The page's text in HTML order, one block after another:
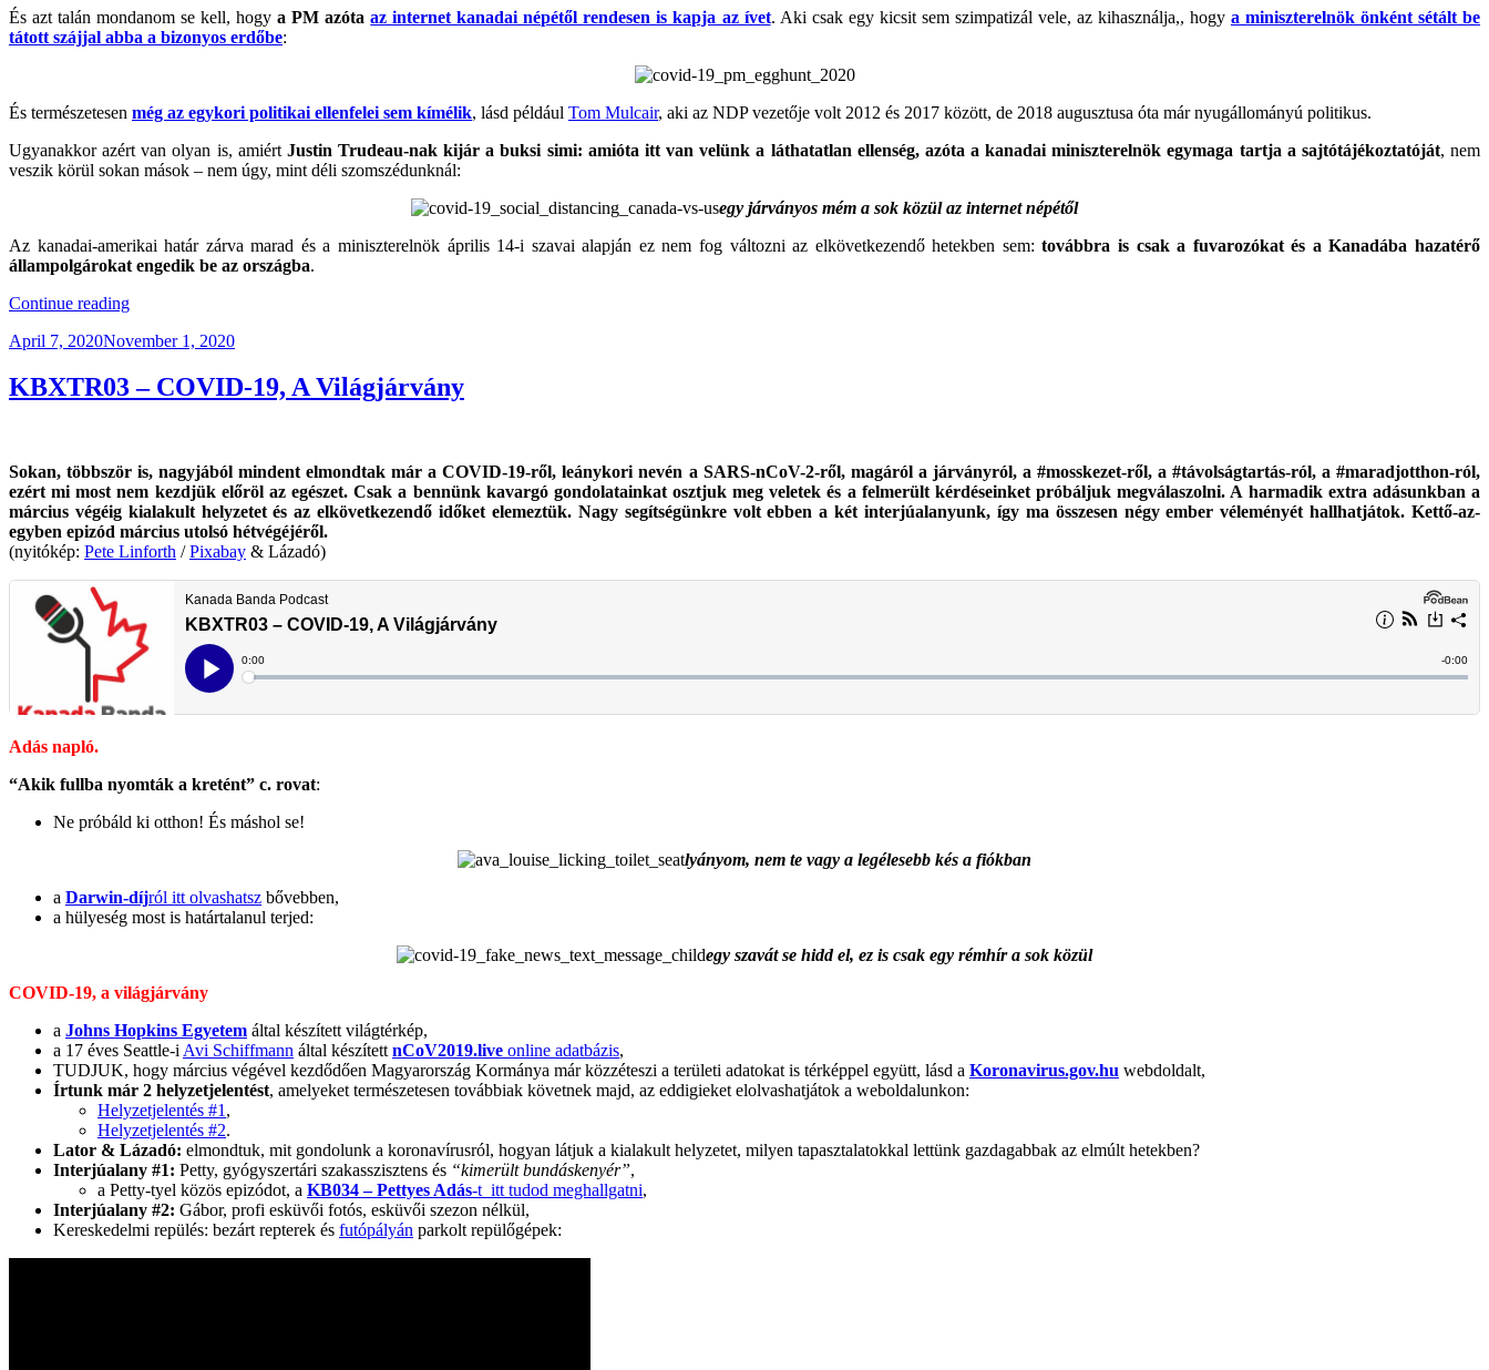
És azt talán mondanom se kell, hogya PM azótaaz internet kanadai népétől rendesen is kapja az ívet. Aki csak egy kicsit sem szimpatizál vele, az kihasználja,, hogy a miniszterelnök önként sétált be
tátott szájjal abba a bizonyos erdőbe:
És természetesen még az egykori politikai ellenfelei sem kímélik, lásd például Tom Mulcair, aki az NDP vezetője volt 2012 és 2017 között, de 2018 augusztusa óta már nyugállományú politikus.
Ugyanakkor azért van olyan is, amiért Justin Trudeau-nak kijár a buksi simi: amióta itt van velünk a láthatatlan ellenség, azóta a kanadai miniszterelnök egymaga tartja a sajtótájékoztatóját, nem
veszik körül sokan mások – nem úgy, mint déli szomszédunknál:
egy járványos mém a sok közül az internet népétől
Az kanadai-amerikai határ zárva marad és a miniszterelnök április 14-i szavai alapján ez nem fog változni az elkövetkezendő hetekben sem:továbbra is csak a fuvarozókat és a Kanadába hazatérő
állampolgárokat engedik be az országba.
Continue reading“CoViD-
Helyzetjelentés
Posted
April 7, 2020November 1, 2020
KBXTR03 – COVID-19, A Világjárvány
Sokan, többször is, nagyjából mindent elmondtak már a COVID-19-ről, leánykori nevén a SARS-nCoV-2-ről, magáról a járványról, a #mosskezet-ről, a #távolságtartás-ról, a #maradjotthon-ról,
ezért mi most nem kezdjük előröl az egészet. Csak a bennünk kavargó gondolatainkat osztjuk meg veletek és a felmerült kérdéseinket próbáljuk megválaszolni. A harmadik extra adásunkban a
március végéig kialakult helyzetet és az elkövetkezendő időket elemeztük. Nagy segítségünkre volt ebben a két interjúalanyunk, így ma összesen négy ember véleményét hallhatjátok. Kettő-az-
egyben epizód március utolsó hétvégéjéről.
(nyitókép: Pete Linforth /Pixabay & Lázadó)
Adás napló.
“Akik fullba nyomták a kretént” c. rovat:
Ne próbáld ki otthon! És máshol se!
lyányom, nem te vagy a legélesebb kés a fiókban
a Darwin-díjról itt olvashatsz bővebben,
a hülyeség most is határtalanul terjed:
egy szavát se hidd el, ez is csak egy rémhír a sok közül
COVID-19, a világjárvány
a Johns Hopkins Egyetem által készített világtérkép,
a 17 éves Seattle-i Avi Schiffmann által készített nCoV2019.live online adatbázis,
TUDJUK, hogy március végével kezdődően Magyarország Kormánya már közzéteszi a területi adatokat is térképpel együtt, lásd a Koronavirus.gov.hu webdoldalt,
Írtunk már 2 helyzetjelentést, amelyeket természetesen továbbiak követnek majd, az eddigieket elolvashatjátok a weboldalunkon:
Helyzetjelentés #1 ,
Helyzetjelentés #2.
Lator & Lázadó: elmondtuk, mit gondolunk a koronavírusról, hogyan látjuk a kialakult helyzetet, milyen tapasztalatokkal lettünk gazdagabbak az elmúlt hetekben?
Interjúalany #1: Petty, gyógyszertári szakasszisztens és “kimerült bundáskenyér”,
a Petty-tyel közös epizódot, a KB034 – Pettyes Adás-t itt tudod meghallgatni,
Interjúalany #2: Gábor, profi esküvői fotós, esküvői szezon nélkül,
Kereskedelmi repülés: bezárt repterek és futópályán parkolt repülőgépek: